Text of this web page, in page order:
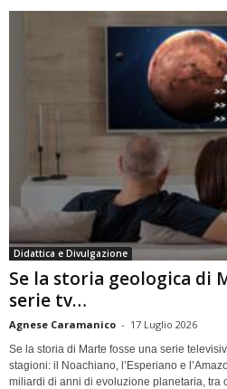
Didattica e Divulgazione
Se la storia geologica di
serie tv…
Agnese Caramanico - 17 Luglio 2026
Se la storia di Marte fosse una serie
stagioni: il Noachiano, l’Esperiano e
miliardi di anni di evoluzione planetaria, tra